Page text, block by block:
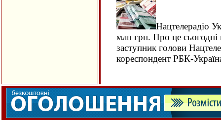
Нацтелерадіо
млн грн. Про це сьогодні
заступник голови
кореспондент РБК-